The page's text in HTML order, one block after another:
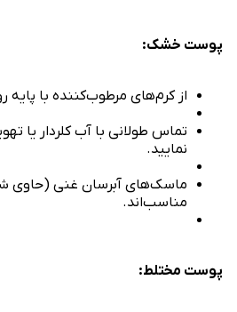
پوست خشک:
از کرم‌های مرطوب‌کننده با پایه
تماس طولانی با آب کلردار یا
نمایید.
ماسک‌های آبرسان غنی (حاوی
مناسب‌اند.
پوست مختلط: